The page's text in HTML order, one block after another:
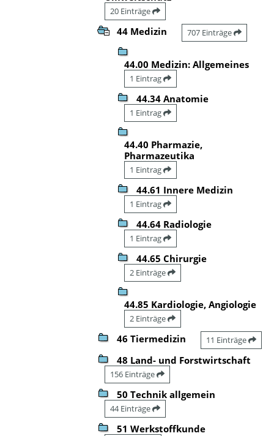
20 Einträge
44 Medizin 707 Einträge
44.00 Medizin: Allgemeines
1 Eintrag
44.34 Anatomie
1 Eintrag
44.40 Pharmazie,
Pharmazeutika
1 Eintrag
44.61 Innere Medizin
1 Eintrag
44.64 Radiologie
1 Eintrag
44.65 Chirurgie
2 Einträge
44.85 Kardiologie, Angiologie
2 Einträge
46 Tiermedizin 11 Einträge
48 Land- und Forstwirtschaft
156 Einträge
50 Technik allgemein
44 Einträge
51 Werkstoffkunde